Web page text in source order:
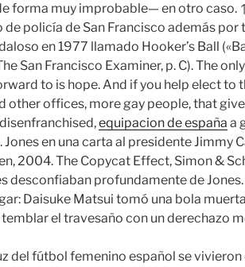
forma muy improbable— en otro caso.
policía de San Francisco además por
en 1977 llamado Hooker’s Ball
San Francisco Examiner, p. C). The
to is hope. And if you help elect to
other offices, more gay people, that
equipacion de españa a
en una carta al presidente Jimmy
2004. The Copycat Effect, Simon &
desconfiaban profundamente de
Daisuke Matsui tomó una bola
temblar el travesaño con un derechazo
del fútbol femenino español se vivieron